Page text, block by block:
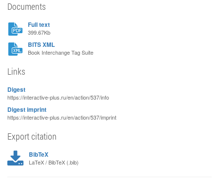
Documents
Full text
399.67Kb
BITS XML
Book Interchange Tag Suite
Links
Digest
https://interactive-plus.ru/en/action/537/info
Digest imprint
https://interactive-plus.ru/en/action/537/imprint
Export citation
BibTeX
LaTeX / BibTeX (.bib)